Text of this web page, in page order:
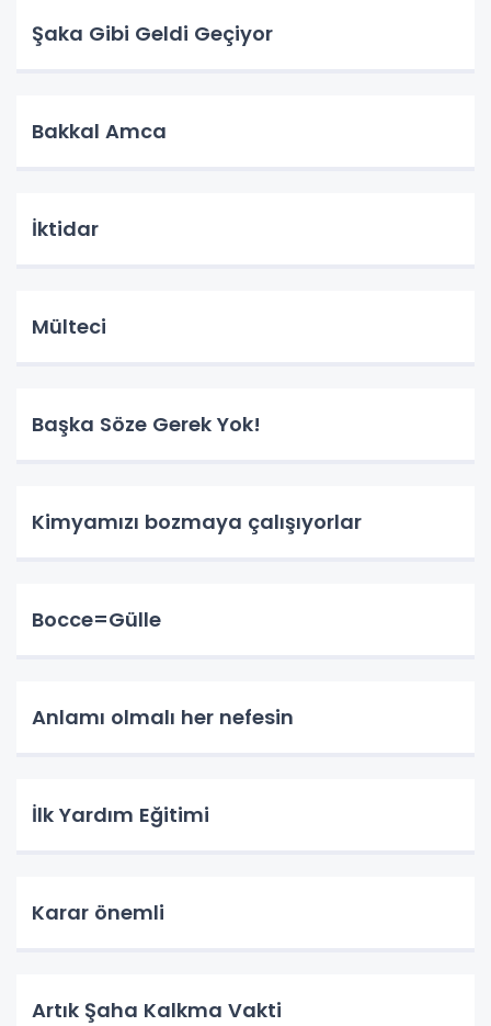
Şaka Gibi Geldi Geçiyor
Bakkal Amca
İktidar
Mülteci
Başka Söze Gerek Yok!
Kimyamızı bozmaya çalışıyorlar
Bocce=Gülle
Anlamı olmalı her nefesin
İlk Yardım Eğitimi
Karar önemli
Artık Şaha Kalkma Vakti